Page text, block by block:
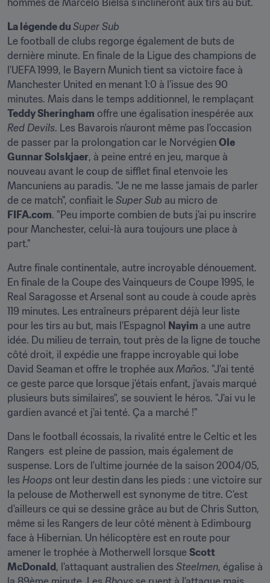
hommes de Marcelo Bielsa s'inclineront aux tirs au but.
La légende du Super Sub
Le football de clubs regorge également de buts de
dernière minute. En finale de la Ligue des champions de
l'UEFA 1999, le Bayern Munich tient sa victoire face à
Manchester United en menant 1:0 à l'issue des 90
Teddy Sheringham
Red Devils. Les Bavarois n'auront même pas l'occasion
de passer par la prolongation car le Norvégien Ole
Gunnar Solskjaer, à peine entré en jeu, marque à
nouveau avant le coup de sifflet final etenvoie les
Mancuniens au paradis. "Je ne me lasse jamais de parler
de ce match", confiait le Super Sub
FIFA.com. "Peu importe combien de buts j'ai pu inscrire
pour Manchester, celui-là aura toujours une place à
part."
Autre finale continentale, autre incroyable dénouement.
En finale de la Coupe des Vainqueurs de Coupe 1995, le
Real Saragosse et Arsenal sont au coude à coude après
119 minutes. Les entraîneurs préparent déjà leur liste
pour les tirs au but, mais l'Espagnol
Nayim a une autre
idée. Du milieu de terrain, tout près de la ligne de touche
côté droit, il expédie une frappe incroyable qui lobe
David Seaman et offre le trophée aux Maños. "J'ai tenté
ce geste parce que lorsque j'étais enfant, j'avais marqué
plusieurs buts similaires", se souvient le héros. "J'ai vu le
gardien avancé et j'ai tenté. Ça a marché !"
Dans le football écossais, la rivalité entre le Celtic et les
Rangers  est pleine de passion, mais également de
suspense. Lors de l'ultime journée de la saison 2004/05,
les Hoops ont leur destin dans les pieds : une victoire sur
la pelouse de Motherwell est synonyme de titre. C'est
d'ailleurs ce qui se dessine grâce au but de Chris Sutton,
même si les Rangers de leur côté mènent à Edimbourg
face à Hibernian. Un hélicoptère est en route pour
amener le trophée à Motherwell lorsque Scott
McDonald , l'attaquant australien des Steelmen, égalise à